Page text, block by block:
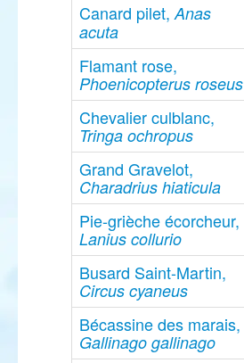
Canard pilet,Anas
acuta
Flamant rose,
Phoenicopterus roseus
Chevalier culblanc,
Tringa ochropus
Grand Gravelot,
Charadrius hiaticula
Pie-grièche écorcheur,
Lanius collurio
Busard Saint-Martin,
Circus cyaneus
Bécassine des marais,
Gallinago gallinago